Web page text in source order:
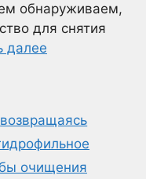
обнаруживаем,
для снятия
далее
возвращаясь
очищения